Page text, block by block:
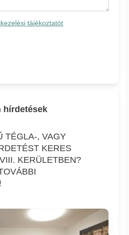
tájékoztatót
hírdetések
TÉGLA-, VAGY
KERES
KERÜLETBEN?